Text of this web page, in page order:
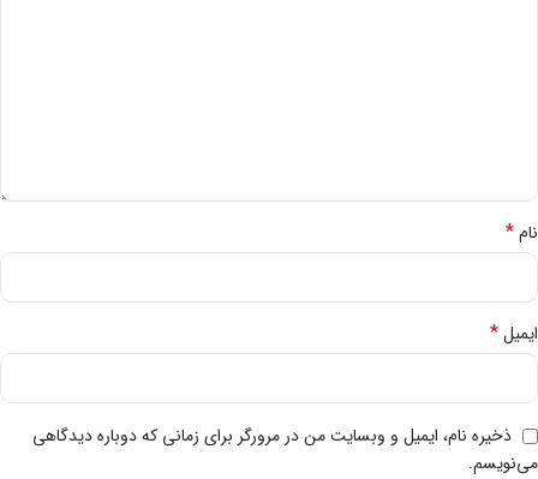
نام*
ایمیل*
ذخیره نام، ایمیل و وبسایت من در مرورگر برای زمانی که دوباره دیدگاهی
می‌نویسم.